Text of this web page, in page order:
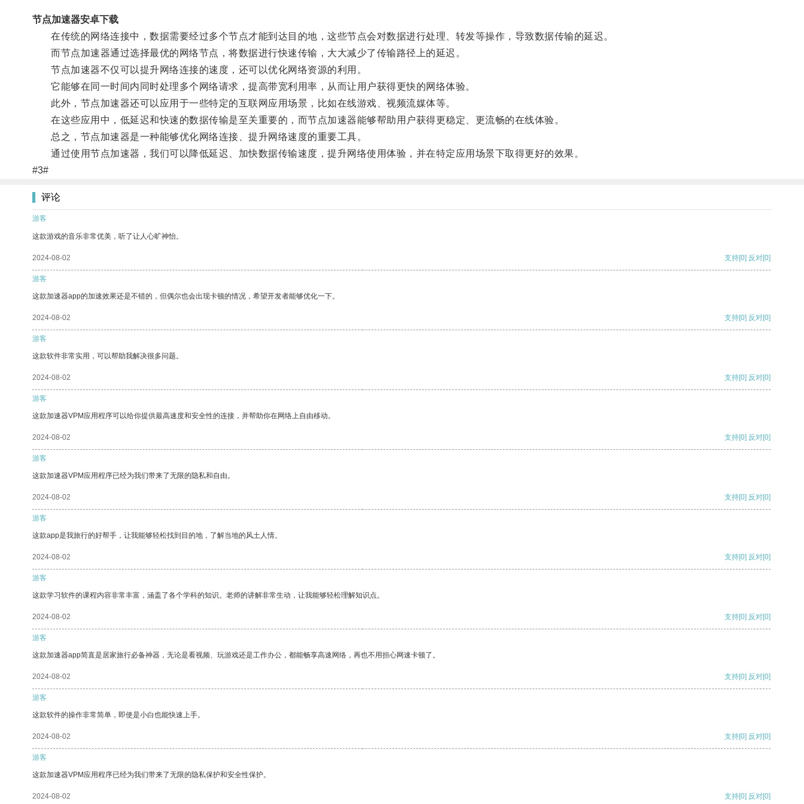
节点加速器安卓下载
在传统的网络连接中，数据需要经过多个节点才能到达目的地，这些节点会对数据进行处理、转发等操作，导致数据传输的延迟。
而节点加速器通过选择最优的网络节点，将数据进行快速传输，大大减少了传输路径上的延迟。
节点加速器不仅可以提升网络连接的速度，还可以优化网络资源的利用。
它能够在同一时间内同时处理多个网络请求，提高带宽利用率，从而让用户获得更快的网络体验。
此外，节点加速器还可以应用于一些特定的互联网应用场景，比如在线游戏、视频流媒体等。
在这些应用中，低延迟和快速的数据传输是至关重要的，而节点加速器能够帮助用户获得更稳定、更流畅的在线体验。
总之，节点加速器是一种能够优化网络连接、提升网络速度的重要工具。
通过使用节点加速器，我们可以降低延迟、加快数据传输速度，提升网络使用体验，并在特定应用场景下取得更好的效果。
#3#
评论
游客
这款游戏的音乐非常优美，听了让人心旷神怡。
2024-08-02 支持[0] 反对[0]
游客
这款加速器app的加速效果还是不错的，但偶尔也会出现卡顿的情况，希望开发者能够优化一下。
2024-08-02 支持[0] 反对[0]
游客
这款软件非常实用，可以帮助我解决很多问题。
2024-08-02 支持[0] 反对[0]
游客
这款加速器VPM应用程序可以给你提供最高速度和安全性的连接，并帮助你在网络上自由移动。
2024-08-02 支持[0] 反对[0]
游客
这款加速器VPM应用程序已经为我们带来了无限的隐私和自由。
2024-08-02 支持[0] 反对[0]
游客
这款app是我旅行的好帮手，让我能够轻松找到目的地，了解当地的风土人情。
2024-08-02 支持[0] 反对[0]
游客
这款学习软件的课程内容非常丰富，涵盖了各个学科的知识。老师的讲解非常生动，让我能够轻松理解知识点。
2024-08-02 支持[0] 反对[0]
游客
这款加速器app简直是居家旅行必备神器，无论是看视频、玩游戏还是工作办公，都能畅享高速网络，再也不用担心网速卡顿了。
2024-08-02 支持[0] 反对[0]
游客
这款软件的操作非常简单，即使是小白也能快速上手。
2024-08-02 支持[0] 反对[0]
游客
这款加速器VPM应用程序已经为我们带来了无限的隐私保护和安全性保护。
2024-08-02 支持[0] 反对[0]